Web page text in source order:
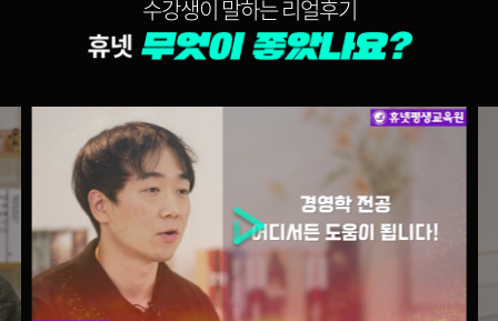
국제경영 69,000원
다다익선
마케팅관리론
150,000원
69,000원
다다익선
마케팅원론
150,000원
69,000원
수강생이 말하는 리얼후기